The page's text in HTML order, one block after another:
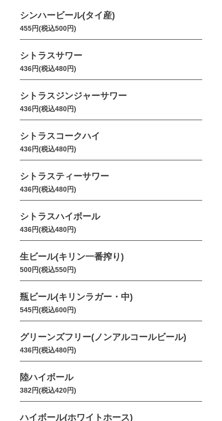
シンハービール(タイ産)
455円(税込500円)
シトラスサワー
436円(税込480円)
シトラスジンジャーサワー
436円(税込480円)
シトラスコークハイ
436円(税込480円)
シトラスティーサワー
436円(税込480円)
シトラスハイボール
436円(税込480円)
生ビール(キリン一番搾り)
500円(税込550円)
瓶ビール(キリンラガー・中)
545円(税込600円)
グリーンズフリー(ノンアルコールビール)
436円(税込480円)
陸ハイボール
382円(税込420円)
ハイボール(ホワイトホース)